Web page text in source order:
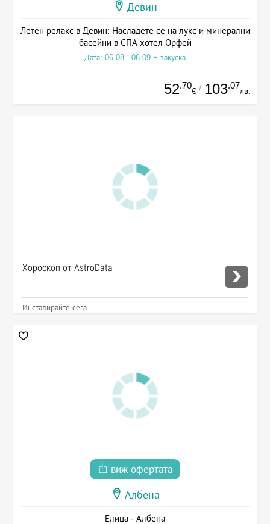
Девин
Летен релакс в Девин: Насладете се на лукс и минерални
басейни в СПА хотел Орфей
Дата: 06.08 - 06.09 + закуска
52.70
€ / 103.07
лв.
Хороскоп от AstroData
Инсталирайте сега
виж офертата
Албена
Елица - Албена